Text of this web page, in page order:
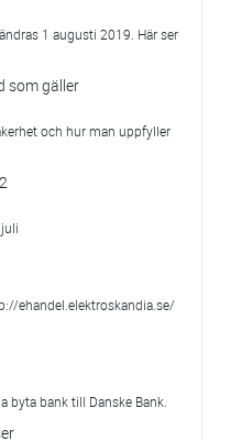
1 augusti 2019. Här ser
som gäller
och hur man uppfyller
ehandel.elektroskandia.se/
byta bank till Danske Bank.